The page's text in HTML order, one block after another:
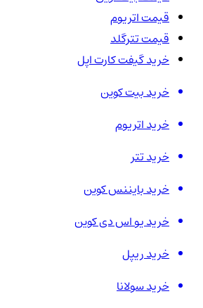
قیمت اتریوم
قیمت تترگلد
خرید گیفت کارت اپل
خرید بیت کوین
خرید اتریوم
خرید تتر
خرید بایننس کوین
خرید یو اس دی کوین
خرید ریپل
خرید سولانا